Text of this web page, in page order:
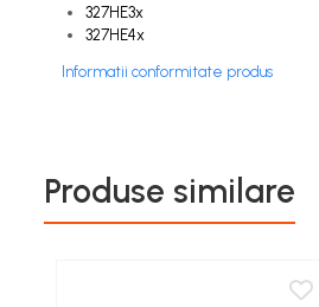
Intrerupator
Maner frana
Pompa ulei
Rezervor carburant
327HE3x
327HE4x
Informatii conformitate produs
Produse similare